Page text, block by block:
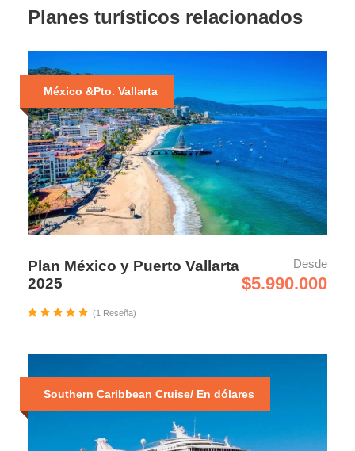
Planes turísticos relacionados
México &Pto. Vallarta
Plan México y Puerto Vallarta
2025
Desde
$5.990.000
(1 Reseña)
Southern Caribbean Cruise/ En dólares